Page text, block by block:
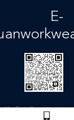
E-
by EyouCms
冀ICP备12011659号-4